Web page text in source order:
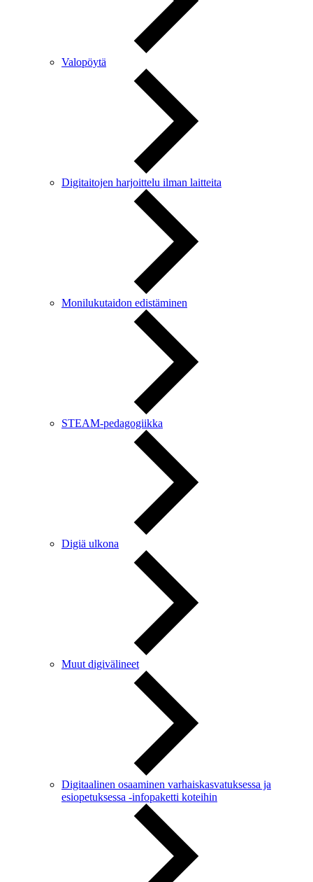
Valopöytä
Digitaitojen harjoittelu ilman laitteita
Monilukutaidon edistäminen
STEAM-pedagogiikka
Digiä ulkona
Muut digivälineet
Digitaalinen osaaminen varhaiskasvatuksessa ja
esiopetuksessa -infopaketti koteihin